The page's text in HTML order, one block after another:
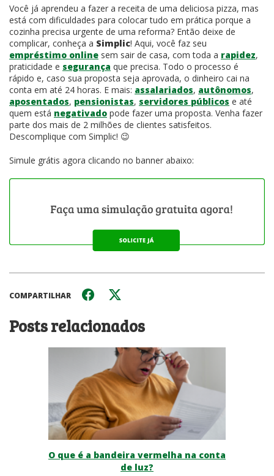
Você já aprendeu a fazer a receita de uma deliciosa pizza, mas
está com dificuldades para colocar tudo em prática porque a
cozinha precisa urgente de uma reforma? Então deixe de
complicar, conheça a Simplic! Aqui, você faz seu
empréstimo online sem sair de casa, com toda a rapidez,
praticidade e segurança que precisa. Todo o processo é
rápido e, caso sua proposta seja aprovada, o dinheiro cai na
conta em até 24 horas. E mais: assalariados, autônomos,
aposentados, pensionistas, servidores públicos e até
quem está negativado pode fazer uma proposta. Venha fazer
parte dos mais de 2 milhões de clientes satisfeitos.
Descomplique com Simplic! 😉
Simule grátis agora clicando no banner abaixo:
COMPARTILHAR
Posts relacionados
O que é a bandeira vermelha na conta
de luz?